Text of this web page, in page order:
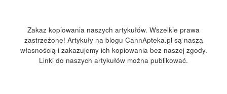
Zakaz kopiowania naszych artykułów. Wszelkie prawa
zastrzeżone! Artykuły na blogu CannApteka.pl są naszą
własnością i zakazujemy ich kopiowania bez naszej zgody.
Linki do naszych artykułów można publikować.